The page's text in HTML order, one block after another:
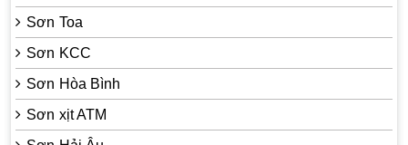
Sơn Toa
Sơn KCC
Sơn Hòa Bình
Sơn xịt ATM